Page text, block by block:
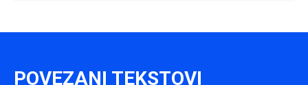
POVEZANI TEKSTOVI